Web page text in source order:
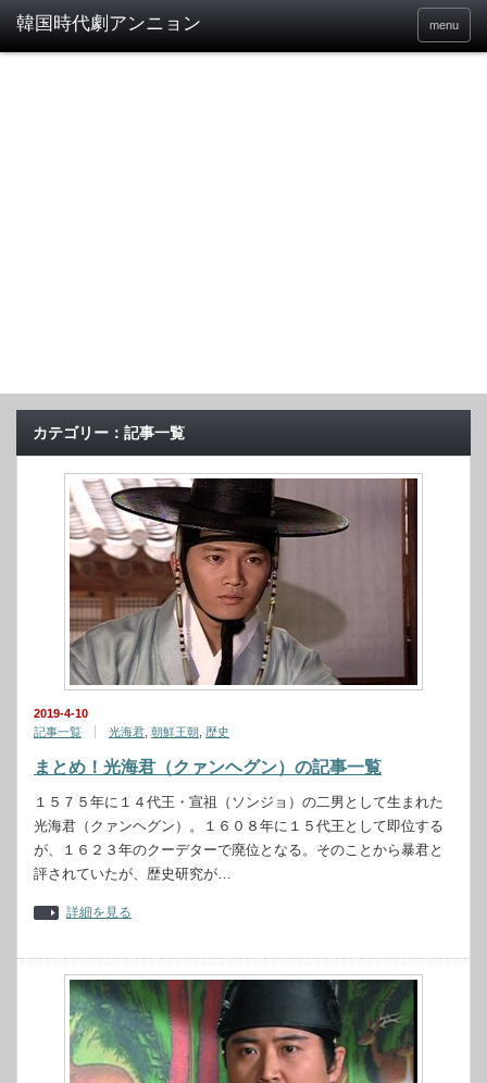
menu
カテゴリー：記事一覧
2019-4-10
記事一覧
光海君 朝鮮王朝 歴史
まとめ！光海君（クァンヘグン）の記事一覧
１５７５年に１４代王・宣祖（ソンジョ）の二男として生まれた
光海君（クァンヘグン）。１６０８年に１５代王として即位する
が、１６２３年のクーデターで廃位となる。そのことから暴君と
評されていたが、歴史研究が…
詳細を見る